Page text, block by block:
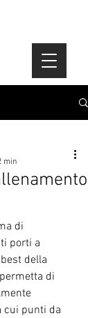
min
di
porti a
della
di
cui punti da